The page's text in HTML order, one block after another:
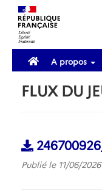
A propos
FLUX DU
Publié le 11/06/